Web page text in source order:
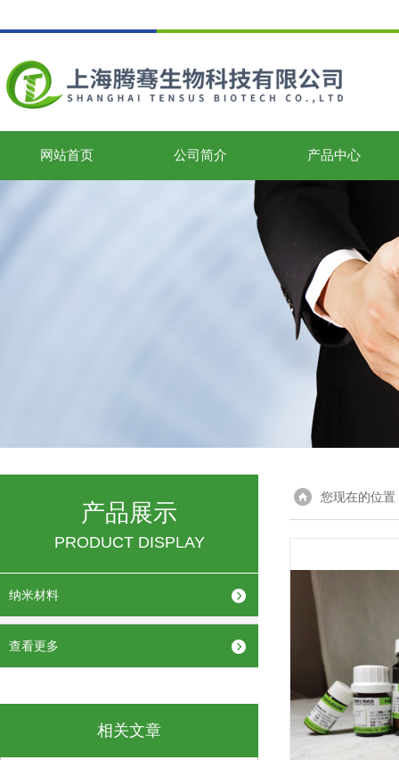
网站首页 公司简介 产品中心
产品展示
PRODUCT DISPLAY
纳米材料
查看更多
相关文章
您现在的位置